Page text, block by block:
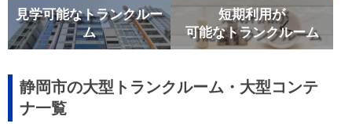
見学可能なトランクルー
ム
短期利用が
可能なトランクルーム
静岡市の大型トランクルーム・大型コンテ
ナ一覧